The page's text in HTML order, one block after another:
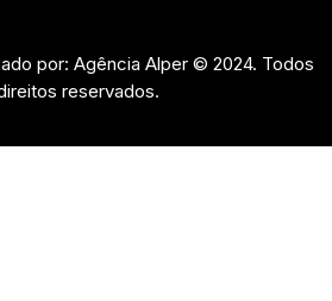
por: Agência Alper © 2024. Todos
reservados.